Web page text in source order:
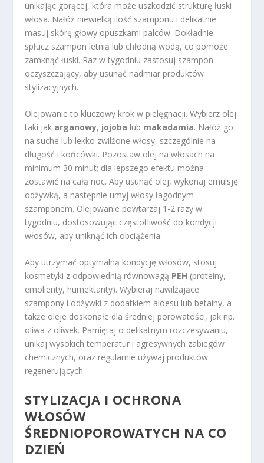
unikając gorącej, która może uszkodzić strukturę łuski
włosa. Nałóż niewielką ilość szamponu i delikatnie
masuj skórę głowy opuszkami palców. Dokładnie
spłucz szampon letnią lub chłodną wodą, co pomoże
zamknąć łuski. Raz w tygodniu zastosuj szampon
oczyszczający, aby usunąć nadmiar produktów
stylizacyjnych.
Olejowanie to kluczowy krok w pielęgnacji. Wybierz olej
taki jak arganowy, jojoba lub makadamia. Nałóż go
na suche lub lekko zwilżone włosy, szczególnie na
długość i końcówki. Pozostaw olej na włosach na
minimum 30 minut; dla lepszego efektu można
zostawić na całą noc. Aby usunąć olej, wykonaj emulsję
odżywką, a następnie umyj włosy łagodnym
szamponem. Olejowanie powtarzaj 1-2 razy w
tygodniu, dostosowując częstotliwość do kondycji
włosów, aby uniknąć ich obciążenia.
Aby utrzymać optymalną kondycję włosów, stosuj
kosmetyki z odpowiednią równowagą PEH (proteiny,
emolienty, humektanty). Wybieraj nawilżające
szampony i odżywki z dodatkiem aloesu lub betainy, a
także oleje doskonałe dla średniej porowatości, jak np.
oliwa z oliwek. Pamiętaj o delikatnym rozczesywaniu,
unikaj wysokich temperatur i agresywnych zabiegów
chemicznych, oraz regularnie używaj produktów
regenerujących.
STYLIZACJA I OCHRONA
WŁOSÓW
ŚREDNIOPOROWATYCH NA CO
DZIEŃ